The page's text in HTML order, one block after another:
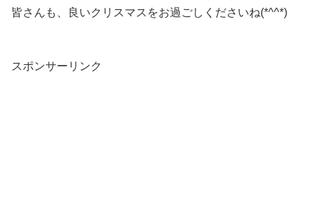
皆さんも、良いクリスマスをお過ごしくださいね(*^^*)
スポンサーリンク